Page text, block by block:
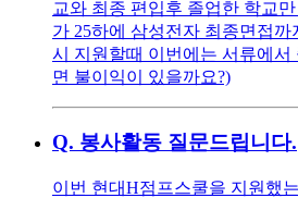
교와 최종 편입후 졸업한 학교
가 25하에 삼성전자 최종면접
시 지원할때 이번에는 서류에
면 불이익이 있을까요?)
Q. 봉사활동 질문드립니다.
이번 현대H점프스쿨을 지원했